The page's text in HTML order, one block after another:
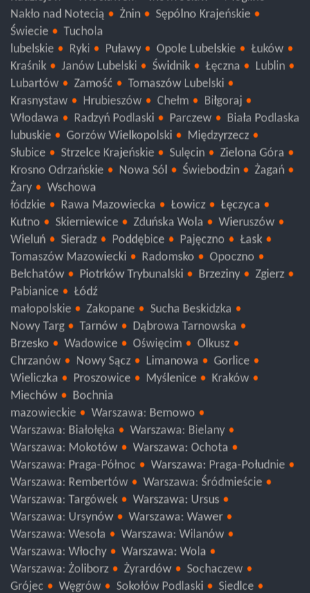
Radziejów
Włocławek Inowrocław
Mogilno
Nakło nad Notecią
Świecie
Tuchola
lubelskie
Ryki Puławy Opole Lubelskie
Łuków
Kraśnik
Janów Lubelski Świdnik Łęczna
Lubartów
Zamość
Tomaszów Lubelski
Krasnystaw
Hrubieszów Chełm
Biłgoraj
Włodawa
Radzyń Podlaski Parczew
Biała Podlaska
lubuskie
Gorzów Wielkopolski
Międzyrzecz
Słubice
Strzelce Krajeńskie Sulęcin
Zielona Góra
Krosno Odrzańskie
Żary
Wschowa
łódzkie
Rawa Mazowiecka Łowicz
Łęczyca
Kutno
Skierniewice Zduńska Wola
Wieruszów
Wieluń
Sieradz Poddębice Pajęczno
Łask
Tomaszów Mazowiecki
Radomsko
Opoczno
Bełchatów
Piotrków Trybunalski
Pabianice
Łódź
małopolskie
Zakopane
Sucha Beskidzka
Nowy Targ
Tarnów
Dąbrowa Tarnowska
Brzesko
Wadowice Oświęcim
Olkusz
Chrzanów
Nowy Sącz Limanowa
Gorlice
Wieliczka
Proszowice
Miechów
Bochnia
mazowieckie
Warszawa: Bemowo
Warszawa: Białołęka
Warszawa: Bielany
Warszawa: Mokotów
Warszawa: Ochota
Warszawa: Praga-Północ
Warszawa: Praga-Południe
Warszawa: Rembertów
Warszawa: Śródmieście
Warszawa: Targówek
Warszawa: Ursus
Warszawa: Ursynów
Warszawa: Wawer
Warszawa: Wesoła
Warszawa: Wilanów
Warszawa: Włochy
Warszawa: Wola
Warszawa: Żoliborz
Żyrardów
Sochaczew